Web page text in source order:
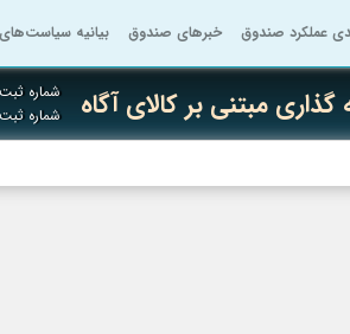
عملکرد صندوق خبرهای صندوق بیانیه
مبتنی بر کالای آگاه شماره
شماره